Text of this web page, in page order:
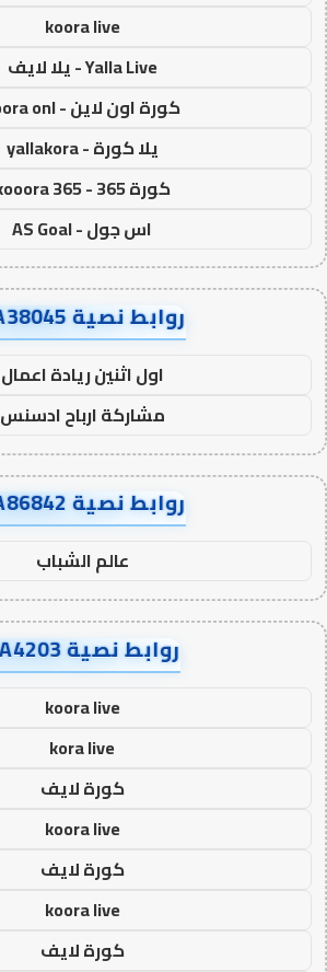
koora live
Yalla Live - يلا لايف
كورة اون لاين - koora onl
يلا كورة - yallakora
كورة 365 - kooora 365
اس جول - AS Goal
روابط نصية AA38045
اول اثنين ريادة اعمال
مشاركة ارباح ادسنس
روابط نصية AA86842
عالم الشباب
روابط نصية AA4203
koora live
kora live
كورة لايف
koora live
كورة لايف
koora live
كورة لايف